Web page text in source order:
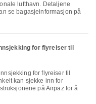
lufthavn. Detaljene
se bagasjeinformasjon på
for flyreiser til
kan sjekke inn for
på Airpaz for å